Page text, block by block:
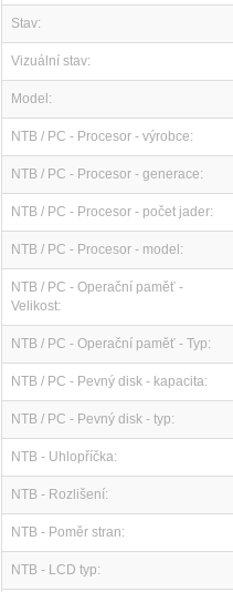
Stav:
Vizuální stav:
Model:
NTB / PC - Procesor - výrobce:
NTB / PC - Procesor - generace:
NTB / PC - Procesor - počet jader:
NTB / PC - Procesor - model:
NTB / PC - Operační paměť -
Velikost:
NTB / PC - Operační paměť - Typ:
NTB / PC - Pevný disk - kapacita:
NTB / PC - Pevný disk - typ:
NTB - Uhlopříčka:
NTB - Rozlišení:
NTB - Poměr stran:
NTB - LCD typ: